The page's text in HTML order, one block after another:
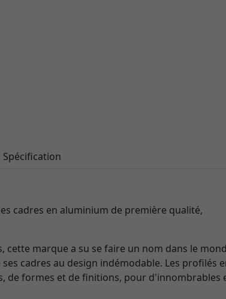
Spécification
cadres en aluminium de première qualité,
cette marque a su se faire un nom dans le
cadres au design indémodable. Les profilés
de formes et de finitions, pour d'innombrables